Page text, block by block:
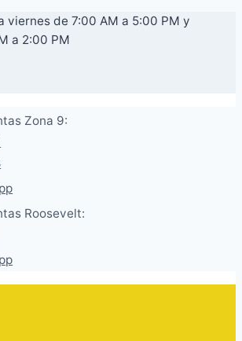
viernes de 7:00 AM a 5:00 PM y
a 2:00 PM
Zona 9:
Roosevelt: